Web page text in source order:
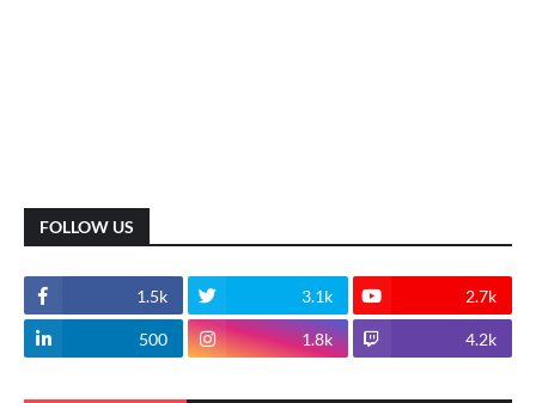
FOLLOW US
1.5k 3.1k 2.7k
500 1.8k 4.2k